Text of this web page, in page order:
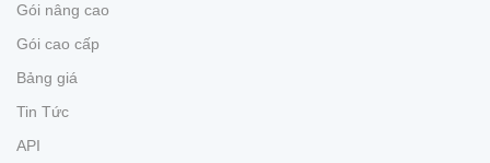
Gói nâng cao
Gói cao cấp
Bảng giá
Tin Tức
API